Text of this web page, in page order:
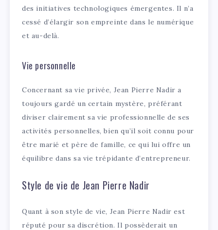
des initiatives technologiques émergentes. Il n’a
cessé d’élargir son empreinte dans le numérique
et au-delà.
Vie personnelle
Concernant sa vie privée, Jean Pierre Nadir a
toujours gardé un certain mystère, préférant
diviser clairement sa vie professionnelle de ses
activités personnelles, bien qu’il soit connu pour
être marié et père de famille, ce qui lui offre un
équilibre dans sa vie trépidante d’entrepreneur.
Style de vie de Jean Pierre Nadir
Quant à son style de vie, Jean Pierre Nadir est
réputé pour sa discrétion. Il possèderait un